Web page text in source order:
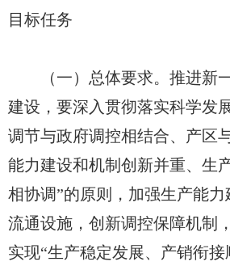
目标任务
（一）总体要求。推进新一
建设，要深入贯彻落实科学发
调节与政府调控相结合、产区
能力建设和机制创新并重、生
相协调”的原则，加强生产能
流通设施，创新调控保障机制
实现“生产稳定发展、产销衔